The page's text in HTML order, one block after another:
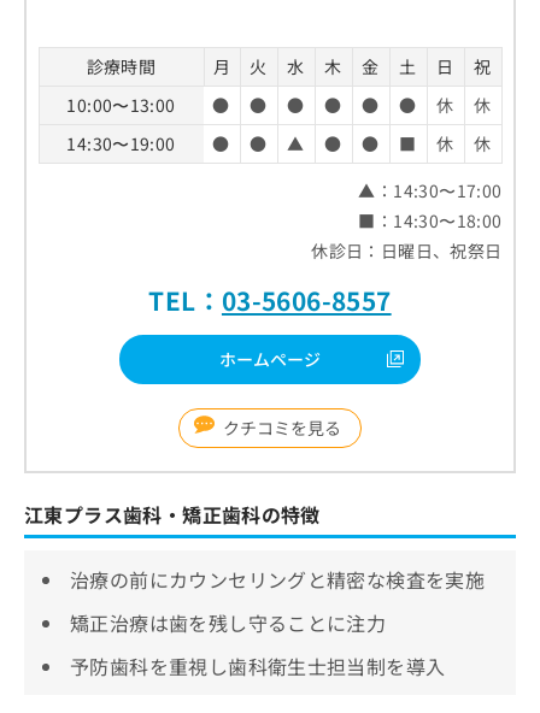
診療時間 月 火 水 木 金 土 日
祝
10:00〜13:00
● ● ● ● ● ● 休
休
14:30〜19:00
● ● ▲ ● ● ■ 休
休
▲：14:30〜17:00
■：14:30〜18:00
休診日：日曜日、祝祭日
TEL： 03-5606-8557
ホームページ
クチコミを見る
江東プラス歯科・矯正歯科の特徴
治療の前にカウンセリングと精密な検査を実施
矯正治療は歯を残し守ることに注力
予防歯科を重視し歯科衛生士担当制を導入